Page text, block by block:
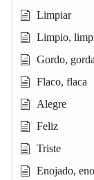
Limpiar
Limpio,
Gordo, gorda
Flaco, flaca
Alegre
Feliz
Triste
Enojado,